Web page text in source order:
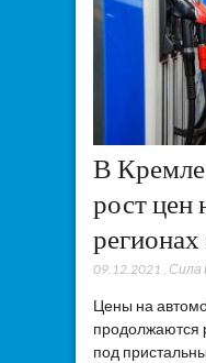
В
рост цен
09.12.2021 , Сила
Цены на
продолжаются
под